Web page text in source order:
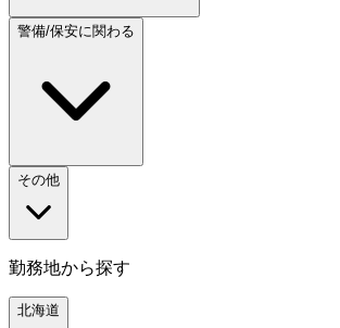
警備/保安に関わる
その他
勤務地から探す
北海道